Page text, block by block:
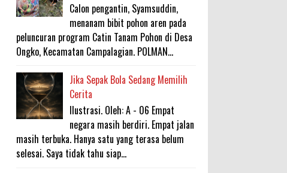
Calon pengantin, Syamsuddin,
menanam bibit pohon aren pada
peluncuran program Catin Tanam Pohon di Desa
Ongko, Kecamatan Campalagian. POLMAN...
Jika Sepak Bola Sedang Memilih
Cerita
Ilustrasi. Oleh: A - 06 Empat
negara masih berdiri. Empat jalan
masih terbuka. Hanya satu yang terasa belum
selesai. Saya tidak tahu siap...